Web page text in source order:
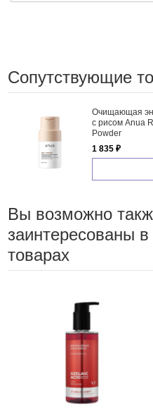
Сопутствующие
Очищающая
с рисом Anua
Powder
1 835 ₽
Вы возможно
заинтересованы
товарах